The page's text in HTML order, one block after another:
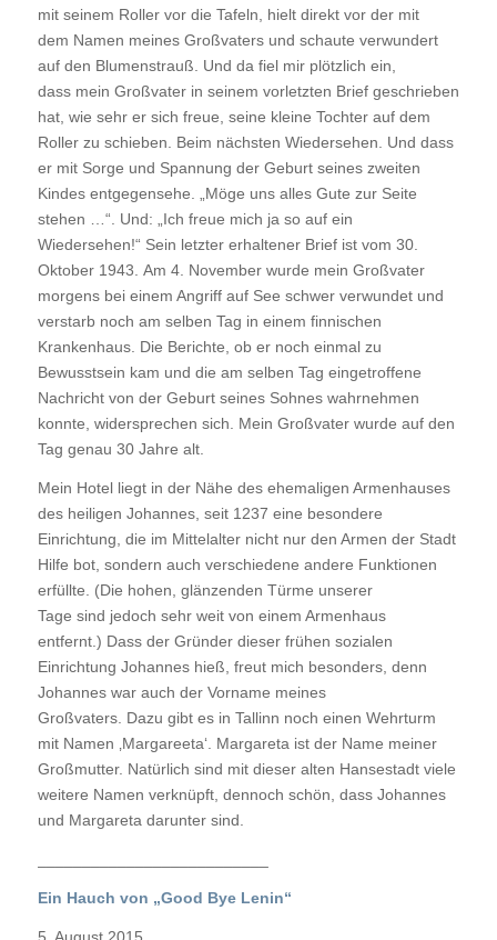
mit seinem Roller vor die Tafeln, hielt direkt vor der mit
dem Namen meines Großvaters und schaute verwundert
auf den Blumenstrauß. Und da fiel mir plötzlich ein,
dass mein Großvater in seinem vorletzten Brief geschrieben
hat, wie sehr er sich freue, seine kleine Tochter auf dem
Roller zu schieben. Beim nächsten Wiedersehen. Und dass
er mit Sorge und Spannung der Geburt seines zweiten
Kindes entgegensehe. „Möge uns alles Gute zur Seite
stehen …“. Und: „Ich freue mich ja so auf ein
Wiedersehen!“ Sein letzter erhaltener Brief ist vom 30.
Oktober 1943. Am 4. November wurde mein Großvater
morgens bei einem Angriff auf See schwer verwundet und
verstarb noch am selben Tag in einem finnischen
Krankenhaus. Die Berichte, ob er noch einmal zu
Bewusstsein kam und die am selben Tag eingetroffene
Nachricht von der Geburt seines Sohnes wahrnehmen
konnte, widersprechen sich. Mein Großvater wurde auf den
Tag genau 30 Jahre alt.
Mein Hotel liegt in der Nähe des ehemaligen Armenhauses
des heiligen Johannes, seit 1237 eine besondere
Einrichtung, die im Mittelalter nicht nur den Armen der Stadt
Hilfe bot, sondern auch verschiedene andere Funktionen
erfüllte. (Die hohen, glänzenden Türme unserer
Tage sind jedoch sehr weit von einem Armenhaus
entfernt.) Dass der Gründer dieser frühen sozialen
Einrichtung Johannes hieß, freut mich besonders, denn
Johannes war auch der Vorname meines
Großvaters. Dazu gibt es in Tallinn noch einen Wehrturm
mit Namen ‚Margareeta‘. Margareta ist der Name meiner
Großmutter. Natürlich sind mit dieser alten Hansestadt viele
weitere Namen verknüpft, dennoch schön, dass Johannes
und Margareta darunter sind.
Ein Hauch von „Good Bye Lenin“
5. August 2015